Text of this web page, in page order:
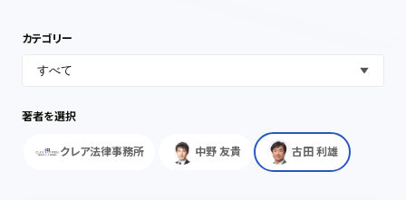
カテゴリー
著者を選択
クレア法律事務所 中野 友貴 古田 利雄